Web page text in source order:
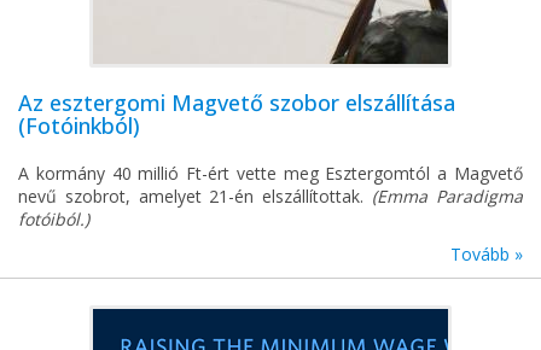
Az esztergomi Magvető szobor elszállítása
(Fotóinkból)
A kormány 40 millió Ft-ért vette meg Esztergomtól a Magvető
nevű szobrot, amelyet 21-én elszállítottak. (Emma Paradigma
fotóiból.)
Tovább »